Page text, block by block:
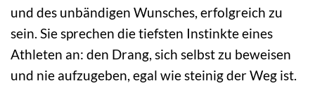
und des unbändigen Wunsches, erfolgreich zu
sein. Sie sprechen die tiefsten Instinkte eines
Athleten an: den Drang, sich selbst zu beweisen
und nie aufzugeben, egal wie steinig der Weg ist.